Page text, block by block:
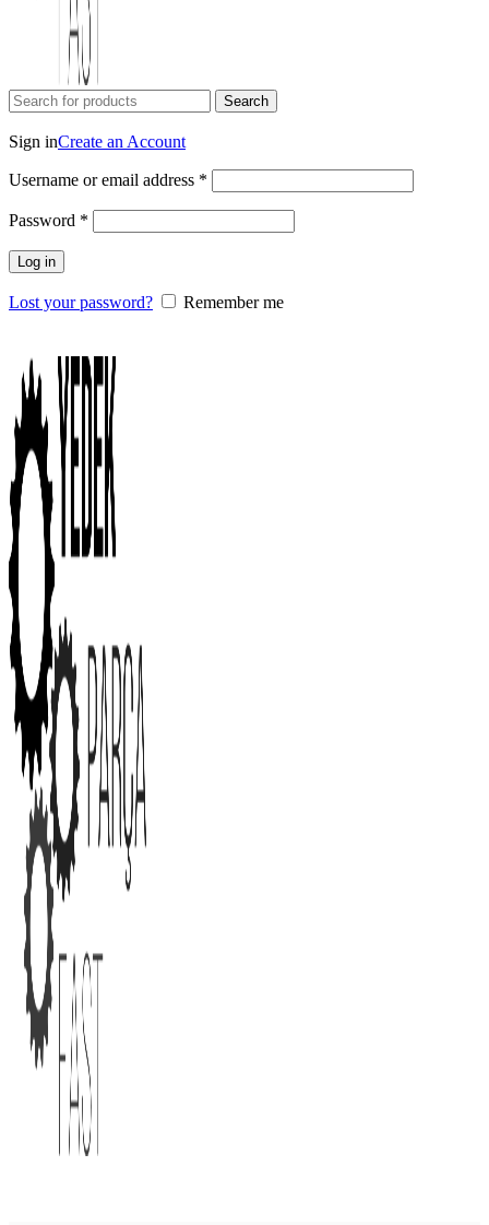
Search
Sign inCreate an Account
Username or email address *
Password *
Log in
Lost your password?
Remember me